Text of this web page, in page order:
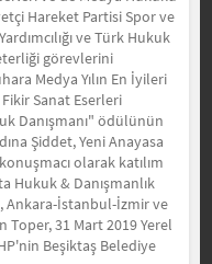
Hareket Partisi Spor ve
ve Türk Hukuk
görevlerini
Medya Yılın En İyileri
Sanat Eserleri
Danışmanı" ödülünün
Şiddet, Yeni Anayasa
olarak katılım
Hukuk & Danışmanlık
İstanbul-İzmir ve
31 Mart 2019 Yerel
Beşiktaş Belediye